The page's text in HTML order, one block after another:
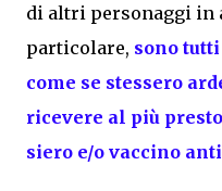
di altri personaggi in
particolare, sono
come se stessero
ricevere al più
siero e/o vaccino